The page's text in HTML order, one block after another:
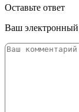
Оставьте ответ
Ваш электронный